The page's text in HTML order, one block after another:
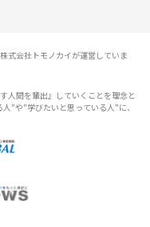
式会社トモノカイが運営していま
人間を輩出』していくことを理念と
"や"学びたいと思っている人"に、